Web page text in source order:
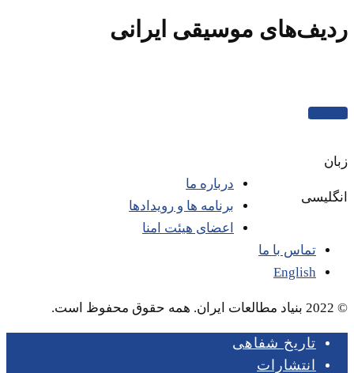
ردیف‌های موسیقی ایرانی
مشاهده
زبان
انگلیسی
درباره ما
برنامه ها و رویدادها
اعضای هیئت امنا
تماس با ما
English
© 2022 بنیاد مطالعات ایران. همه حقوق محفوظ است.
Close
Menu
تاریخ شفاهی
انتشارات